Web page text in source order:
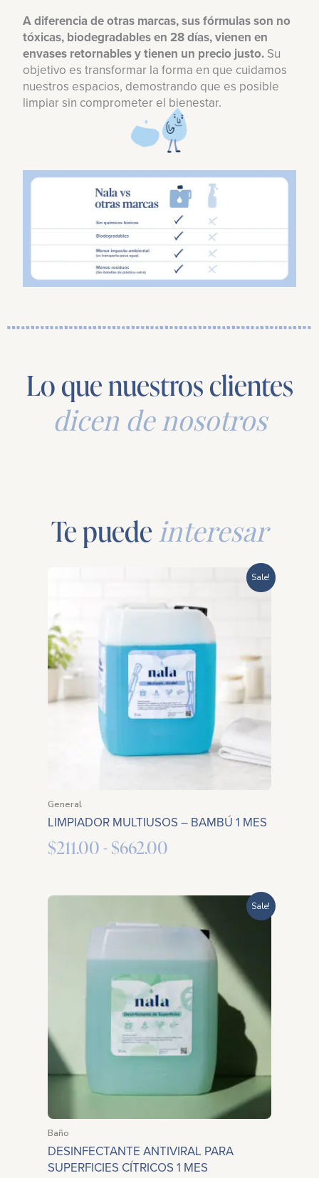
A diferencia de otras marcas, sus fórmulas son no
tóxicas, biodegradables en 28 días, vienen en
envases retornables y tienen un precio justo. Su
objetivo es transformar la forma en que cuidamos
nuestros espacios, demostrando que es posible
limpiar sin comprometer el bienestar.
Lo que nuestros clientes
dicen de nosotros
Te puede interesar
Sale!
General
LIMPIADOR MULTIUSOS – BAMBÚ 1 MES
$211.00-$662.00
de
precios:
desde
$211.00
hasta
$662.00
Sale!
Baño
DESINFECTANTE ANTIVIRAL PARA
SUPERFICIES CÍTRICOS 1 MES
Rango
de
precios:
$423.20
hasta
$1,458.20